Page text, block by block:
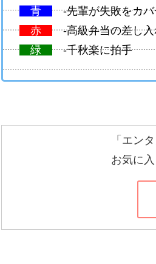
青
-先輩が失敗をカバ
赤
-高級弁当の差し入
緑
-千秋楽に拍手
「エン
お気に